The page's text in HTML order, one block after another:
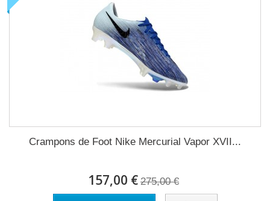
Crampons de Foot Nike Mercurial Vapor XVII...
157,00 € 275,00 €